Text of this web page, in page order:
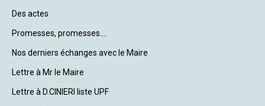
Des actes
Promesses, promesses....
Nos derniers échanges avec le Maire
Lettre à Mr le Maire
Lettre à D.CINIERI liste UPF